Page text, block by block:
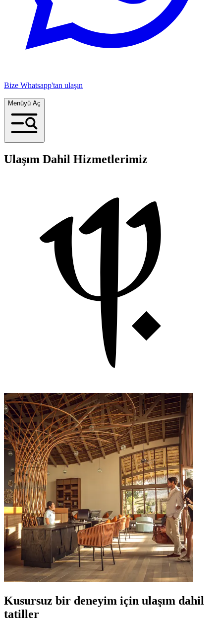
Bize Whatsapp'tan ulaşın
Menüyü Aç
Ulaşım Dahil Hizmetlerimiz
Kusursuz bir deneyim için ulaşım dahil
tatiller